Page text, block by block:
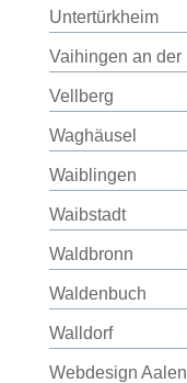
Untertürkheim
Vaihingen an der
Vellberg
Waghäusel
Waiblingen
Waibstadt
Waldbronn
Waldenbuch
Walldorf
Webdesign Aalen